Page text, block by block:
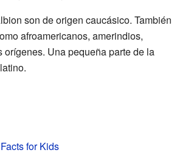
son de origen caucásico. También
afroamericanos, amerindios,
Una pequeña parte de la
for Kids